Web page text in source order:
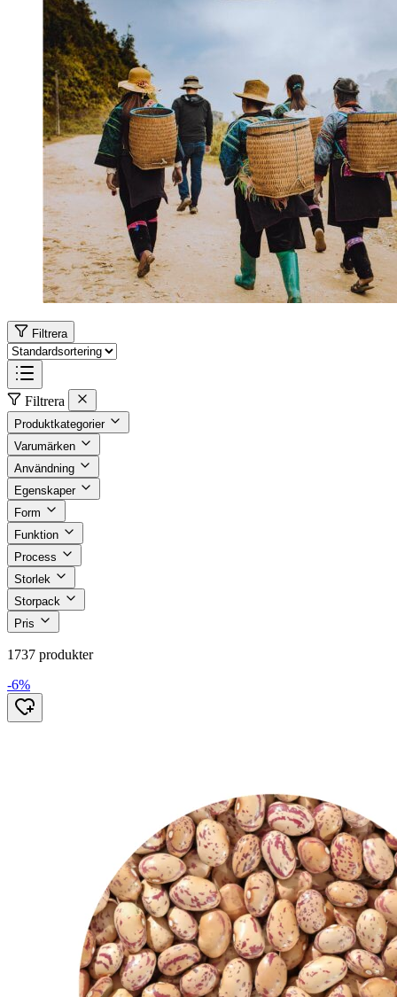
Filtrera
Filtrera
Produktkategorier
Varumärken
Användning
Egenskaper
Form
Funktion
Process
Storlek
Storpack
Pris
1737 produkter
-6%